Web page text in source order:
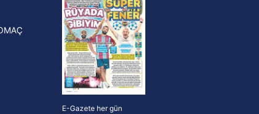
E-Gazete her gün